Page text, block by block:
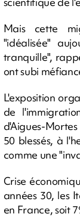
Mais cette
"idéalisée"
tranquille",
ont subi
L'exposition
de
d'Aigues-
50 blessés, à
comme une
Crise
années 30, les
en France, soit